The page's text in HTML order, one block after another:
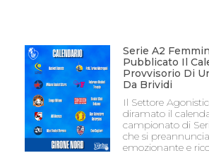
Serie A2
Pubblicato Il
Provvisorio Di
Da Brividi
Il Settore
diramato il
campionato di
che si
emozionante e